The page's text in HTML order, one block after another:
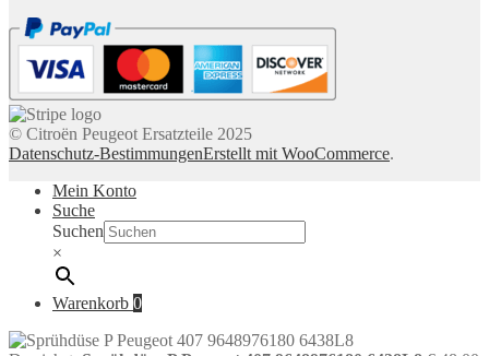
© Citroën Peugeot Ersatzteile 2025
Datenschutz-BestimmungenErstellt mit WooCommerce.
Mein Konto
Suche
Suchen
×
Warenkorb 0